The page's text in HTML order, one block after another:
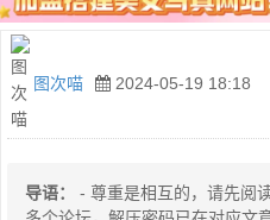
图次喵 2024-05-19 18:18
导语：
- 尊重是相互的，请先阅